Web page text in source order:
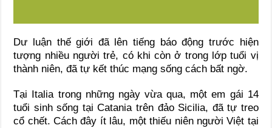
Dư luận thế giới đã lên tiếng báo động trước hiện
tượng nhiều người trẻ, có khi còn ở trong lớp tuổi vị
thành niên, đã tự kết thúc mạng sống cách bất ngờ.
Tại Italia trong những ngày vừa qua, một em gái 14
tuổi sinh sống tại Catania trên đảo Sicilia, đã tự treo
cổ chết. Cách đây ít lâu, một thiếu niên người Việt tại